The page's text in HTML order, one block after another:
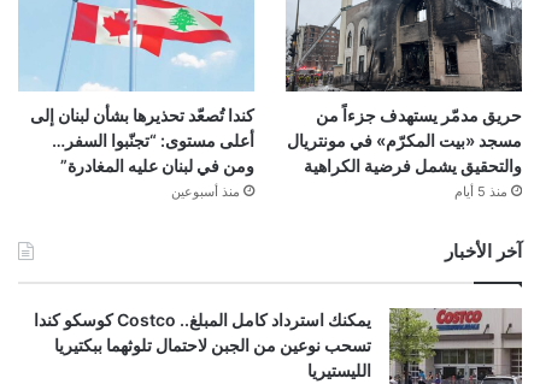
حريق مدمّر يستهدف جزءاً من
مسجد «بيت المكرّم» في مونتريال
والتحقيق يشمل فرضية الكراهية
منذ 5 أيام
كندا تُصعّد تحذيرها بشأن لبنان إلى
أعلى مستوى: “تجنّبوا السفر…
ومن في لبنان عليه المغادرة”
منذ أسبوعين
آخر الأخبار
يمكنك استرداد كامل المبلغ.. Costco كوسكو كندا
تسحب نوعين من الجبن لاحتمال تلوثهما ببكتيريا
الليستيريا